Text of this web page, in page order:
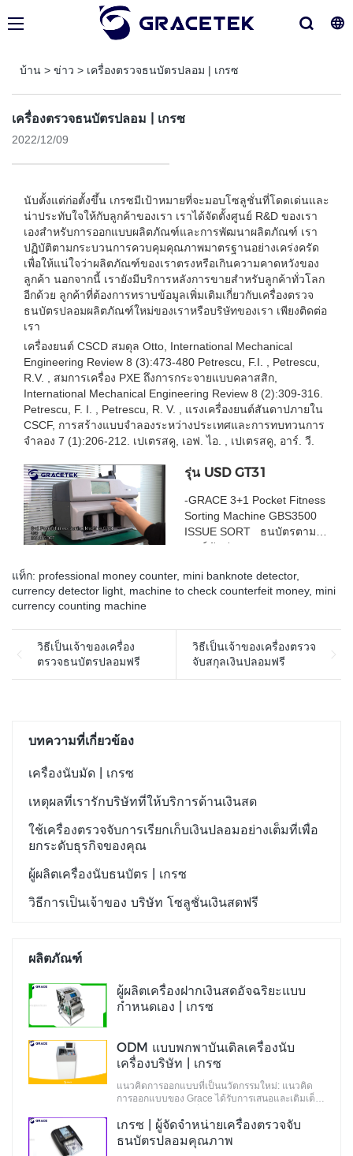
บ้าน > ข่าว > เครื่องตรวจธนบัตรปลอม | เกรซ
เครื่องตรวจธนบัตรปลอม | เกรซ
2022/12/09
นับตั้งแต่ก่อตั้งขึ้น เกรซมีเป้าหมายที่จะมอบโซลูชั่นที่โดดเด่นและ
น่าประทับใจให้กับลูกค้าของเรา เราได้จัดตั้งศูนย์ R&D ของเรา
เองสำหรับการออกแบบผลิตภัณฑ์และการพัฒนาผลิตภัณฑ์ เรา
ปฏิบัติตามกระบวนการควบคุมคุณภาพมาตรฐานอย่างเคร่งครัด
เพื่อให้แน่ใจว่าผลิตภัณฑ์ของเราตรงหรือเกินความคาดหวังของ
ลูกค้า นอกจากนี้ เรายังมีบริการหลังการขายสำหรับลูกค้าทั่วโลก
อีกด้วย ลูกค้าที่ต้องการทราบข้อมูลเพิ่มเติมเกี่ยวกับเครื่องตรวจ
ธนบัตรปลอมผลิตภัณฑ์ใหม่ของเราหรือบริษัทของเรา เพียงติดต่อ
เรา
เครื่องยนต์ CSCD สมดุล Otto, International Mechanical
Engineering Review 8 (3):473-480 Petrescu, F.I. , Petrescu,
R.V. , สมการเครื่อง PXE ถึงการกระจายแบบคลาสสิก,
International Mechanical Engineering Review 8 (2):309-316.
Petrescu, F. I. , Petrescu, R. V. , แรงเครื่องยนต์สันดาปภายใน
CSCF, การสร้างแบบจำลองระหว่างประเทศและการทบทวนการ
จำลอง 7 (1):206-212. เปเตรสคู, เอฟ. ไอ. , เปเตรสคู, อาร์. วี.
รุ่น USD GT31
-GRACE 3+1 Pocket Fitness
Sorting Machine GBS3500
ISSUE SORT ธนบัตรตาม
เวอร์ชันต่างๆ
แท็ก: professional money counter, mini banknote detector,
currency detector light machine to check counterfeit money, mini
currency counting machine
วิธีเป็นเจ้าของเครื่อง
ตรวจธนบัตรปลอมฟรี
วิธีเป็นเจ้าของเครื่องตรวจ
จับสกุลเงินปลอมฟรี
บทความที่เกี่ยวข้อง
เครื่องนับมัด | เกรซ
เหตุผลที่เรารักบริษัทที่ให้บริการด้านเงินสด
ใช้เครื่องตรวจจับการเรียกเก็บเงินปลอมอย่างเต็มที่เพื่อ
ยกระดับธุรกิจของคุณ
ผู้ผลิตเครื่องนับธนบัตร | เกรซ
วิธีการเป็นเจ้าของ บริษัท โซลูชั่นเงินสดฟรี
ผลิตภัณฑ์
ผู้ผลิตเครื่องฝากเงินสดอัจฉริยะแบบ
กำหนดเอง | เกรซ
ODM แบบพกพาบันเดิลเครื่องนับ
เครื่องบริษัท | เกรซ
แนวคิดการออกแบบที่เป็นนวัตกรรมใหม่: แนวคิด
การออกแบบของ Grace ได้รับการเสนอและเติมเต็ม
ออกแบบที่เป็นนวัตกรรมใหม่ แนวคิดเหล่านี้ไม่เพียง
แต่เป็นไปตามมาตรฐานอุตสาหกรรมเท่านั้น แต่ยัง
ตอบสนองความต้องการของตลาดอีกด้วย
เกรซ | ผู้จัดจำหน่ายเครื่องตรวจจับ
ธนบัตรปลอมคุณภาพ